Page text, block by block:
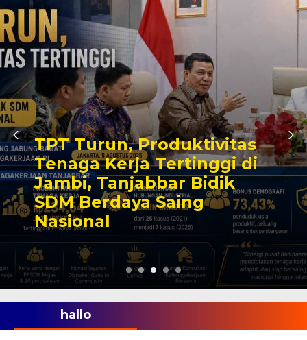
TPT Turun, Produktivitas
Tenaga Kerja Tertinggi di
Jambi, Tanjabbar Bidik
SDM Berdaya Saing
Nasional
hallo